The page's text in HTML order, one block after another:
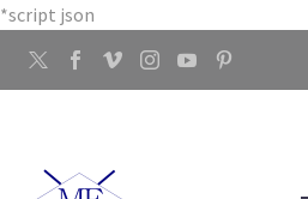
*script json